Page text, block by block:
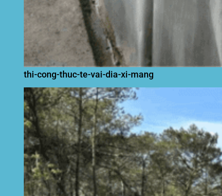
thi-cong-thuc-te-vai-dia-xi-mang